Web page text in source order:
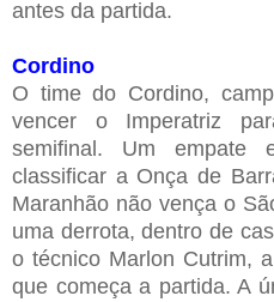
antes da partida.
Cordino
O time do Cordino,
vencer o Imperatriz
semifinal. Um
classificar a Onça de
Maranhão não vença o
uma derrota, dentro de
o técnico Marlon Cutrim,
que começa a partida. A